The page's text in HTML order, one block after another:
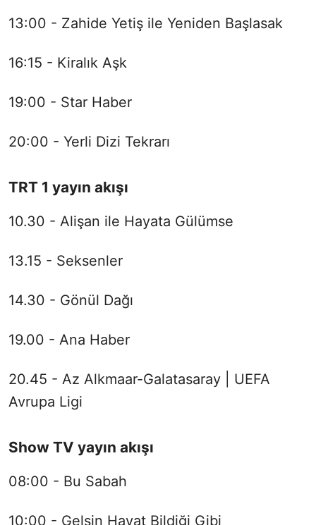
13:00 - Zahide Yetiş ile Yeniden Başlasak
16:15 - Kiralık Aşk
19:00 - Star Haber
20:00 - Yerli Dizi Tekrarı
TRT 1 yayın akışı
10.30 - Alişan ile Hayata Gülümse
13.15 - Seksenler
14.30 - Gönül Dağı
19.00 - Ana Haber
20.45 - Az Alkmaar-Galatasaray | UEFA
Avrupa Ligi
Show TV yayın akışı
08:00 - Bu Sabah
10:00 - Gelsin Hayat Bildiği Gibi